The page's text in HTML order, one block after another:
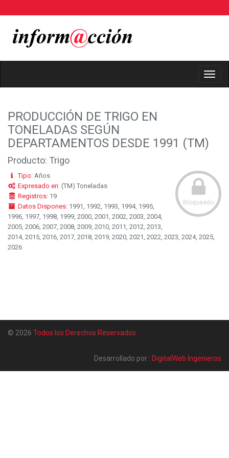
PRODUCCIÓN DE TRIGO EN
TONELADAS SEGÚN
DEPARTAMENTOS DESDE 1991 (TM)
Producto: Trigo
Bloqueado
Tipo:Años
Expresado en:(TM) Toneladas
Registros:19
Datos Dispones:1991, 1992, 1993, 1994, 1995,
1996, 1997, 1998, 1999, 2000, 2001, 2002, 2003, 2004,
2005, 2006, 2007, 2008, 2009, 2010, 2011, 2012, 2013,
2014, 2015, 2016, 2017, 2018, 2019, 2020, 2021, 2022, 2023, 2024, 2025,
2026
© 2026 Todos los Derechos Reservados
Desarrollado por : DigitalWeb Ingenieros